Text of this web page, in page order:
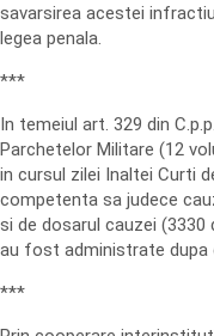
savarsirea acestei
legea penala.
***
In temeiul art. 329 din
Parchetelor Militare (12
in cursul zilei Inaltei Curti
competenta sa judece
si de dosarul cauzei (3330
au fost administrate dupa
***